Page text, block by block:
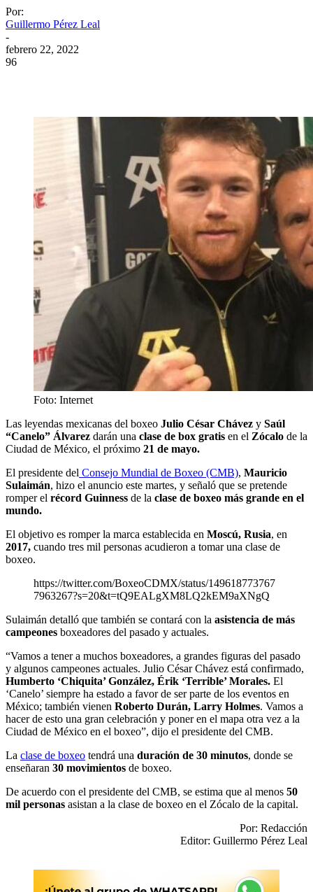
Por:
Guillermo Pérez Leal
-
febrero 22, 2022
96
Foto: Internet
Las leyendas mexicanas del boxeo Julio César Chávez y Saúl
“Canelo” Álvarez darán una clase de box gratis en el Zócalo de la
Ciudad de México, el próximo 21 de mayo.
El presidente del Consejo Mundial de Boxeo (CMB), Mauricio
Sulaimán, hizo el anuncio este martes, y señaló que se pretende
romper el récord Guinness de la clase de boxeo más grande en el
mundo.
El objetivo es romper la marca establecida en Moscú, Rusia, en
2017, cuando tres mil personas acudieron a tomar una clase de
boxeo.
https://twitter.com/BoxeoCDMX/status/149618773767
7963267?s=20&t=tQ9EALgXM8LQ2kEM9aXNgQ
Sulaimán detalló que también se contará con la asistencia de más
campeones boxeadores del pasado y actuales.
“Vamos a tener a muchos boxeadores, a grandes figuras del pasado
y algunos campeones actuales. Julio César Chávez está confirmado,
Humberto ‘Chiquita’ González, Érik ‘Terrible’ Morales. El
‘Canelo’ siempre ha estado a favor de ser parte de los eventos en
México; también vienen Roberto Durán, Larry Holmes. Vamos a
hacer de esto una gran celebración y poner en el mapa otra vez a la
Ciudad de México en el boxeo”, dijo el presidente del CMB.
La clase de boxeo tendrá una duración de 30 minutos, donde se
enseñaran 30 movimientos de boxeo.
De acuerdo con el presidente del CMB, se estima que al menos 50
mil personas asistan a la clase de boxeo en el Zócalo de la capital.
Por: Redacción
Editor: Guillermo Pérez Leal